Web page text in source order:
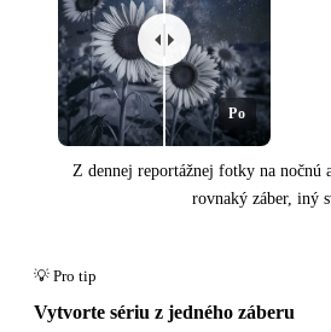
Po
Z dennej reportážnej fotky na nočnú
rovnaký záber, iný
Vytvorte sériu z jedného záberu